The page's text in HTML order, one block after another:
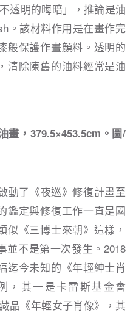
透明的晦暗」，推論是油
。該材料作用是在畫作完
般保護作畫顏料。透明的
清除陳舊的油料經常是油
畫，379.5×453.5cm。圖/
動了《夜巡》修復計畫至
鑑定與修復工作一直是國
似《三博士來朝》這樣，
並不是第一次發生。2018
迄今未知的《年輕紳士肖
，其一是卡雷斯基金會
品《年輕女子肖像》，其